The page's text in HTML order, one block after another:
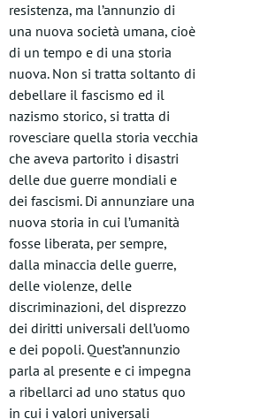
resistenza, ma l’annunzio di
una nuova società umana, cioè
di un tempo e di una storia
nuova. Non si tratta soltanto di
debellare il fascismo ed il
nazismo storico, si tratta di
rovesciare quella storia vecchia
che aveva partorito i disastri
delle due guerre mondiali e
dei fascismi. Di annunziare una
nuova storia in cui l’umanità
fosse liberata, per sempre,
dalla minaccia delle guerre,
delle violenze, delle
discriminazioni, del disprezzo
dei diritti universali dell’uomo
e dei popoli. Quest’annunzio
parla al presente e ci impegna
a ribellarci ad uno status quo
in cui i valori universali